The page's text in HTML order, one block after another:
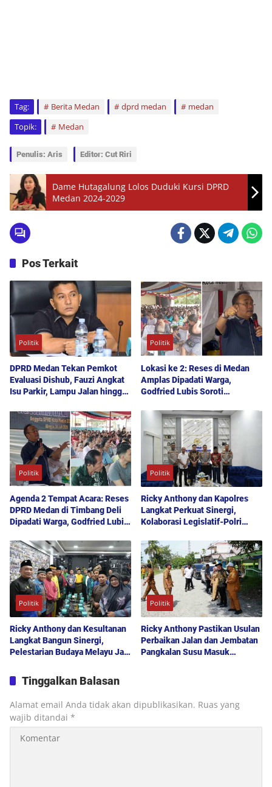
Tag: Berita Medan dprd medan
medan
Topik:
Medan
Penulis: Aris Editor: Cut Riri
Dame Hutagalung Lolos Duduki Kursi DPRD
Medan 2024-2029
Pos Terkait
Politik
DPRD Medan Tekan Pemkot
Evaluasi Dishub, Fauzi Angkat
Isu Parkir, Lampu Jalan hingga
Politik
Lokasi ke 2: Reses di Medan
Amplas Dipadati Warga,
Godfried Lubis Soroti
hingga Penyerapan Aspirasi
Publik
Politik
Agenda 2 Tempat Acara: Reses
DPRD Medan di Timbang Deli
Dipadati Warga, Godfried Lubis
hingga Layanan UHC
Politik
Ricky Anthony dan Kapolres
Langkat Perkuat Sinergi,
Kolaborasi Legislatif-Polri
Kondusif
Politik
Ricky Anthony dan Kesultanan
Langkat Bangun Sinergi,
Pelestarian Budaya Melayu Jadi
Politik
Ricky Anthony Pastikan Usulan
Perbaikan Jalan dan Jembatan
Pangkalan Susu Masuk
Tinggalkan Balasan
Alamat email Anda tidak akan dipublikasikan. Ruas yang
wajib ditandai *